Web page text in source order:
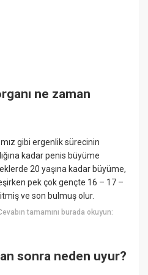
ne zaman
gibi ergenlik sürecinin
kadar penis büyüme
20 yaşına kadar büyüme,
pek çok gençte 16 – 17 –
ve son bulmuş olur.
tamamını burada okuyun:
sonra neden uyur?